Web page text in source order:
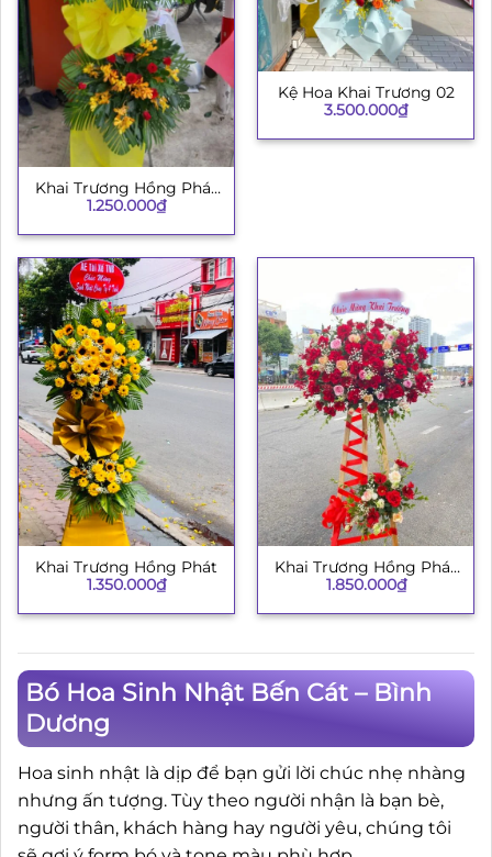
Khai Trương Hồng Phát
H008
1.250.000₫
Kệ Hoa Khai Trương 02
3.500.000₫
Khai Trương Hồng Phát
1.350.000₫
Khai Trương Hồng Phát
134
1.850.000₫
Bó Hoa Sinh Nhật Bến Cát – Bình
Dương
Hoa sinh nhật là dịp để bạn gửi lời chúc nhẹ nhàng
nhưng ấn tượng. Tùy theo người nhận là bạn bè,
người thân, khách hàng hay người yêu, chúng tôi